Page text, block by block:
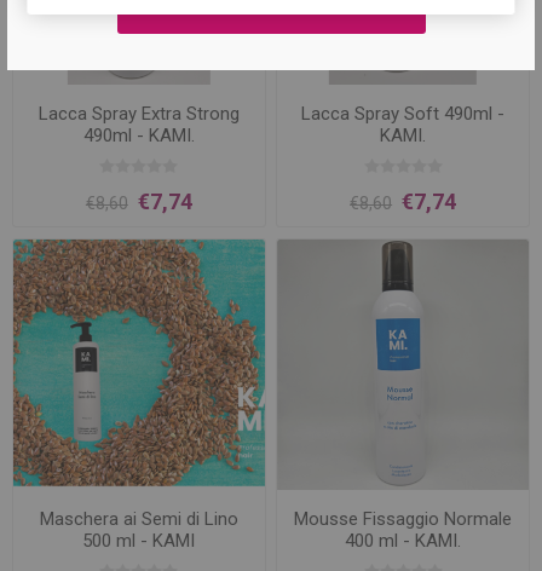
Lacca Spray Extra Strong
490ml - KAMI.
€8,60 €7,74
Lacca Spray Soft 490ml -
KAMI.
€8,60 €7,74
Maschera ai Semi di Lino
500 ml - KAMI
Mousse Fissaggio Normale
400 ml - KAMI.